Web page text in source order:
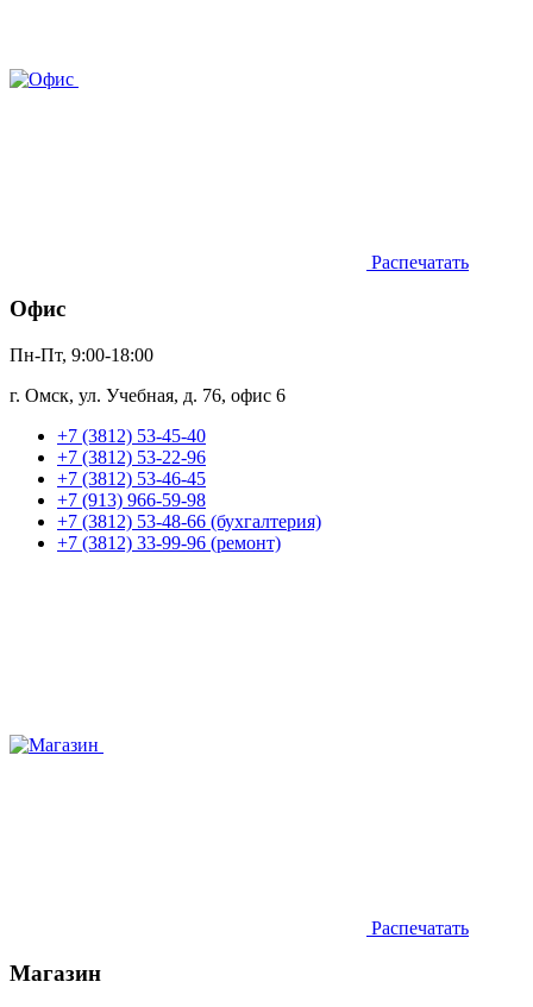
Распечатать
Офис
Пн-Пт, 9:00-18:00
г. Омск, ул. Учебная, д. 76, офис 6
+7 (3812) 53-45-40
+7 (3812) 53-22-96
+7 (3812) 53-46-45
+7 (913) 966-59-98
+7 (3812) 53-48-66 (бухгалтерия)
+7 (3812) 33-99-96 (ремонт)
Распечатать
Магазин